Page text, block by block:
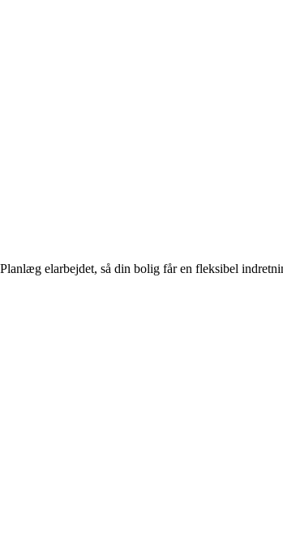
Planlæg elarbejdet, så din bolig får en fleksibel